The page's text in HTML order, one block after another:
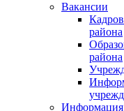
Вакансии
района
района